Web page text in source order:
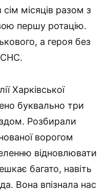
місяців разом з
першу ротацію.
а героя без
Харківської
буквально три
Розбирали
ворогом
відновлювати
багато, навіть
Вона впізнала нас